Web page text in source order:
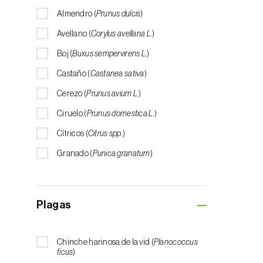
Almendro (Prunus dulcis)
Avellano (Corylus avellana L.)
Boj (Buxus sempervirens L.)
Castaño (Castanea sativa)
Cerezo (Prunus avium L.)
Ciruelo (Prunus domestica L.)
Cítricos (Citrus spp.)
Granado (Punica granatum)
Melocotonero (
Plagas
Chinche harinosa de la vid (Planococcus
ficus)